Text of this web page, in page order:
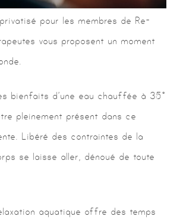
pour les membres de Re-
vous proposent un moment
bienfaits d’une eau chauffée à 35°
pleinement présent dans ce
Libéré des contraintes de la
se laisse aller, dénoué de toute
aquatique offre des temps